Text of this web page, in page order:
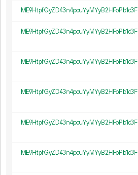
ME9HtpfGyZD43n4pcuYyMYyB2HFoPb1c3F
ME9HtpfGyZD43n4pcuYyMYyB2HFoPb1c3F
ME9HtpfGyZD43n4pcuYyMYyB2HFoPb1c3F
ME9HtpfGyZD43n4pcuYyMYyB2HFoPb1c3F
ME9HtpfGyZD43n4pcuYyMYyB2HFoPb1c3F
ME9HtpfGyZD43n4pcuYyMYyB2HFoPb1c3F